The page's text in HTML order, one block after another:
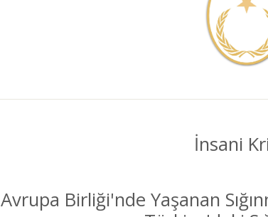
İnsani
Avrupa Birliği'nde Yaşanan